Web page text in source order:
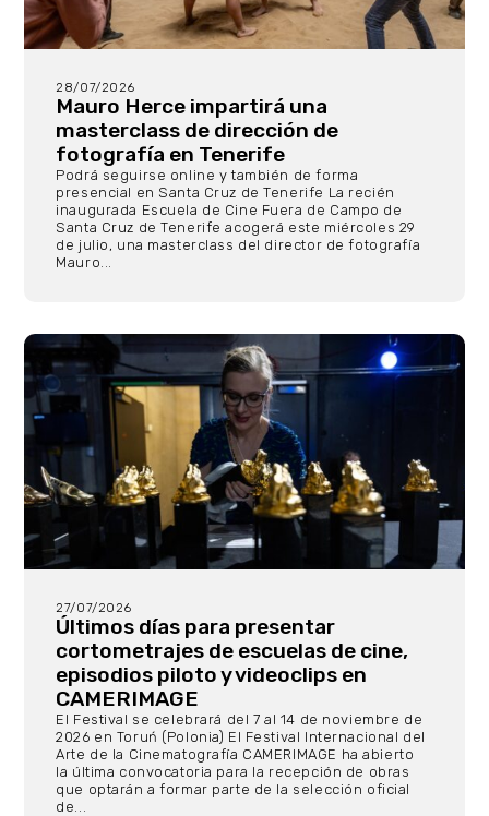
28/07/2026
Mauro Herce impartirá una
masterclass de dirección de
fotografía en Tenerife
Podrá seguirse online y también de forma
presencial en Santa Cruz de Tenerife La recién
inaugurada Escuela de Cine Fuera de Campo de
Santa Cruz de Tenerife acogerá este miércoles 29
de julio, una masterclass del director de fotografía
Mauro...
27/07/2026
Últimos días para presentar
cortometrajes de escuelas de cine,
episodios piloto y videoclips en
CAMERIMAGE
El Festival se celebrará del 7 al 14 de noviembre de
2026 en Toruń (Polonia) El Festival Internacional del
Arte de la Cinematografía CAMERIMAGE ha abierto
la última convocatoria para la recepción de obras
que optarán a formar parte de la selección oficial
de...